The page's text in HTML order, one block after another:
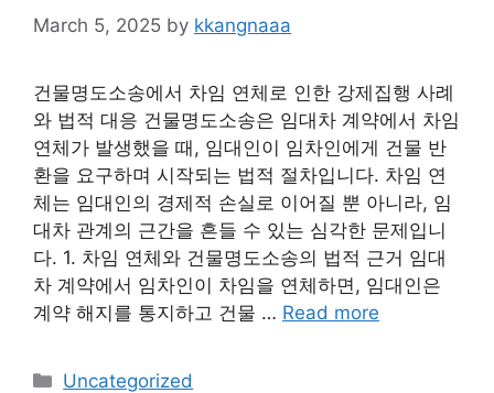
March 5, 2025 by kkangnaaa
건물명도소송에서 차임 연체로 인한 강제집행 사례
와 법적 대응 건물명도소송은 임대차 계약에서 차임
연체가 발생했을 때, 임대인이 임차인에게 건물 반
환을 요구하며 시작되는 법적 절차입니다. 차임 연
체는 임대인의 경제적 손실로 이어질 뿐 아니라, 임
대차 관계의 근간을 흔들 수 있는 심각한 문제입니
다. 1. 차임 연체와 건물명도소송의 법적 근거 임대
차 계약에서 임차인이 차임을 연체하면, 임대인은
계약 해지를 통지하고 건물 … Read more
Categories
Uncategorized